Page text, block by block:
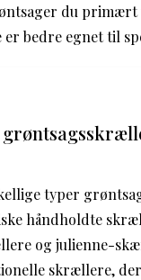
du
bedre egnet til
typer
håndholdte
og julienne-
skrællere,